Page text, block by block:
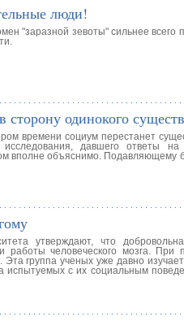
люди!
"заразной зевоты" сильнее
одинокого
времени социум перестанет
исследования, давшего ответы
вполне объяснимо. Подавляющему
утверждают, что
работы человеческого мозга.
Эта группа ученых уже давно
с их социальным